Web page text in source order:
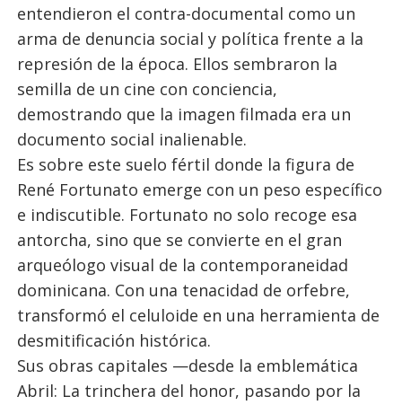
entendieron el contra-documental como un
arma de denuncia social y política frente a la
represión de la época. Ellos sembraron la
semilla de un cine con conciencia,
demostrando que la imagen filmada era un
documento social inalienable.
Es sobre este suelo fértil donde la figura de
René Fortunato emerge con un peso específico
e indiscutible. Fortunato no solo recoge esa
antorcha, sino que se convierte en el gran
arqueólogo visual de la contemporaneidad
dominicana. Con una tenacidad de orfebre,
transformó el celuloide en una herramienta de
desmitificación histórica.
Sus obras capitales —desde la emblemática
Abril: La trinchera del honor, pasando por la